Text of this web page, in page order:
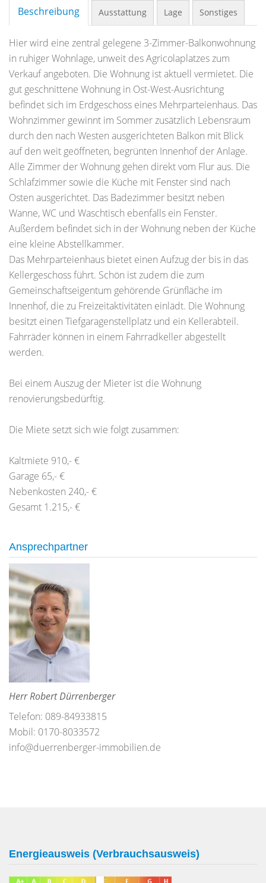
Beschreibung Ausstattung Lage Sonstiges
Hier wird eine zentral gelegene 3-Zimmer-Balkonwohnung
in ruhiger Wohnlage, unweit des Agricolaplatzes zum
Verkauf angeboten. Die Wohnung ist aktuell vermietet. Die
gut geschnittene Wohnung in Ost-West-Ausrichtung
befindet sich im Erdgeschoss eines Mehrparteienhaus. Das
Wohnzimmer gewinnt im Sommer zusätzlich Lebensraum
durch den nach Westen ausgerichteten Balkon mit Blick
auf den weit geöffneten, begrünten Innenhof der Anlage.
Alle Zimmer der Wohnung gehen direkt vom Flur aus. Die
Schlafzimmer sowie die Küche mit Fenster sind nach
Osten ausgerichtet. Das Badezimmer besitzt neben
Wanne, WC und Waschtisch ebenfalls ein Fenster.
Außerdem befindet sich in der Wohnung neben der Küche
eine kleine Abstellkammer.
Das Mehrparteienhaus bietet einen Aufzug der bis in das
Kellergeschoss führt. Schön ist zudem die zum
Gemeinschaftseigentum gehörende Grünfläche im
Innenhof, die zu Freizeitaktivitäten einlädt. Die Wohnung
besitzt einen Tiefgaragenstellplatz und ein Kellerabteil.
Fahrräder können in einem Fahrradkeller abgestellt
werden.
Bei einem Auszug der Mieter ist die Wohnung
renovierungsbedürftig.
Die Miete setzt sich wie folgt zusammen:
Kaltmiete 910,- €
Garage 65,- €
Nebenkosten 240,- €
Gesamt 1.215,- €
Ansprechpartner
Herr Robert Dürrenberger
Telefon: 089-84933815
Mobil: 0170-8033572
info@duerrenberger-immobilien.de
Energieausweis (Verbrauchsausweis)